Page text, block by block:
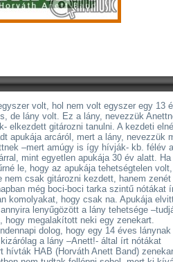
volt, hol nem volt egyszer egy 13
de lány volt. Ez a lány, nevezzük
elkezdett gitározni tanulni. A kezdeti
apukája arcáról, mert a lány, nevezzük
–mert amúgy is így hívják- kb. félév
mint egyetlen apukája 30 év alatt. Ha
le, hogy az apukája tehetségtelen
nem csak gitározni kezdett, hanem zenét
még boci-boci tarka szintű nótákat
komolyakat, hogy csak na. Apukája
lenyűgözött a lány tehetsége
hogy megalakított neki egy zenekart.
dolog, hogy egy 14 éves
a lány –Anett!- által írt nótákat
hívták HAB (Horváth Anett Band)